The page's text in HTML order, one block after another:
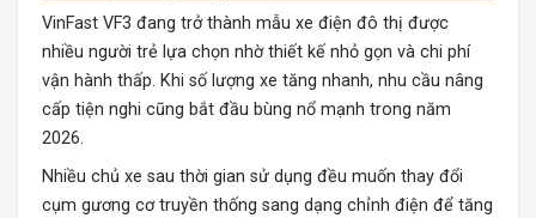
VinFast VF3 đang trở thành mẫu xe điện đô thị được
nhiều người trẻ lựa chọn nhờ thiết kế nhỏ gọn và chi phí
vận hành thấp. Khi số lượng xe tăng nhanh, nhu cầu nâng
cấp tiện nghi cũng bắt đầu bùng nổ mạnh trong năm
2026.
Nhiều chủ xe sau thời gian sử dụng đều muốn thay đổi
cụm gương cơ truyền thống sang dạng chỉnh điện để tăng